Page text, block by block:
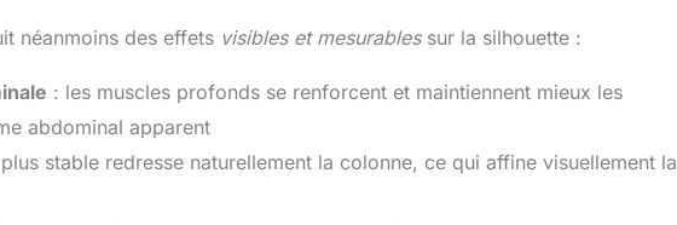
néanmoins des effets visibles et mesurablessur la silhouette :
: les muscles profonds se renforcent et maintiennent mieux les
abdominal apparent
stable redresse naturellement la colonne, ce qui affine visuellement la